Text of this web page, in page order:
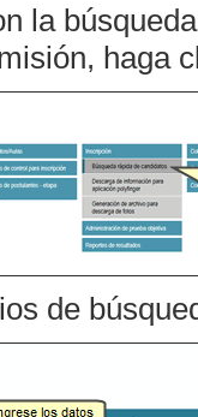
la
haga
de